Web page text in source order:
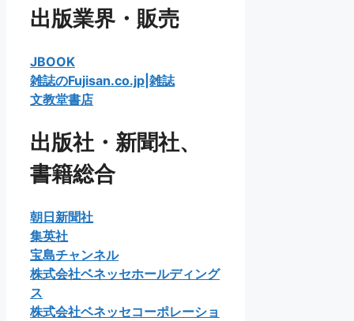
出版業界・販売
JBOOK
雑誌のFujisan.co.jp|雑誌
文教堂書店
出版社・新聞社、
書籍総合
朝日新聞社
集英社
宝島チャンネル
株式会社ベネッセホールディング
ス
株式会社ベネッセコーポレーショ